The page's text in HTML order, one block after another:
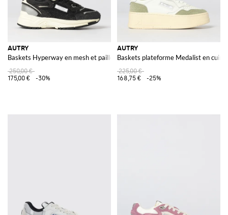
AUTRY
Baskets Hyperway en mesh et paillettes
250,00 €
175,00 €
-30%
AUTRY
Baskets plateforme Medalist en cuir
225,00 €
168,75 €
-25%